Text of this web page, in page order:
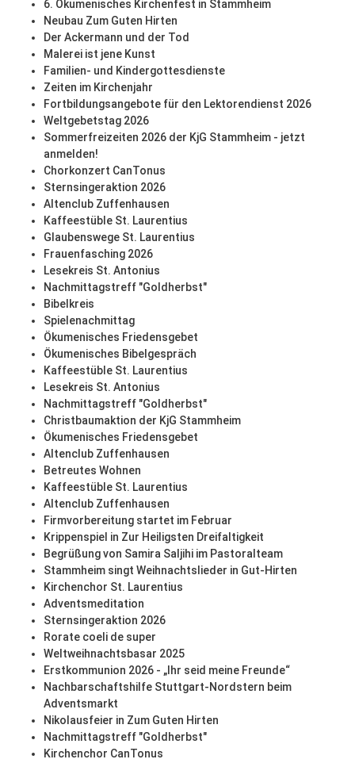
6. Ökumenisches Kirchenfest in Stammheim
Neubau Zum Guten Hirten
Der Ackermann und der Tod
Malerei ist jene Kunst
Familien- und Kindergottesdienste
Zeiten im Kirchenjahr
Fortbildungsangebote für den Lektorendienst 2026
Weltgebetstag 2026
Sommerfreizeiten 2026 der KjG Stammheim - jetzt
anmelden!
Chorkonzert CanTonus
Sternsingeraktion 2026
Altenclub Zuffenhausen
Kaffeestüble St. Laurentius
Glaubenswege St. Laurentius
Frauenfasching 2026
Lesekreis St. Antonius
Nachmittagstreff "Goldherbst"
Bibelkreis
Spielenachmittag
Ökumenisches Friedensgebet
Ökumenisches Bibelgespräch
Kaffeestüble St. Laurentius
Lesekreis St. Antonius
Nachmittagstreff "Goldherbst"
Christbaumaktion der KjG Stammheim
Ökumenisches Friedensgebet
Altenclub Zuffenhausen
Betreutes Wohnen
Kaffeestüble St. Laurentius
Altenclub Zuffenhausen
Firmvorbereitung startet im Februar
Krippenspiel in Zur Heiligsten Dreifaltigkeit
Begrüßung von Samira Saljihi im Pastoralteam
Stammheim singt Weihnachtslieder in Gut-Hirten
Kirchenchor St. Laurentius
Adventsmeditation
Sternsingeraktion 2026
Rorate coeli de super
Weltweihnachtsbasar 2025
Erstkommunion 2026 - „Ihr seid meine Freunde“
Nachbarschaftshilfe Stuttgart-Nordstern beim
Adventsmarkt
Nikolausfeier in Zum Guten Hirten
Nachmittagstreff "Goldherbst"
Kirchenchor CanTonus